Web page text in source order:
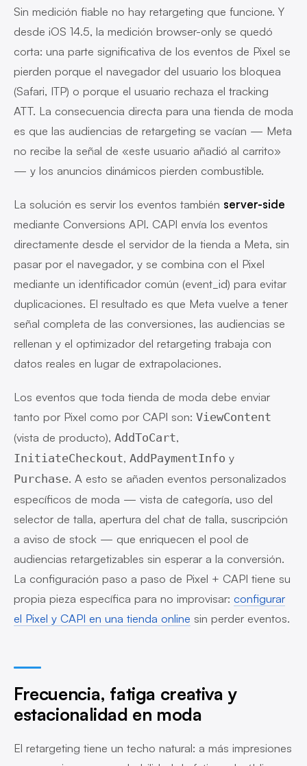
Sin medición fiable no hay retargeting que funcione. Y
desde iOS 14.5, la medición browser-only se quedó
corta: una parte significativa de los eventos de Pixel se
pierden porque el navegador del usuario los bloquea
(Safari, ITP) o porque el usuario rechaza el tracking
ATT. La consecuencia directa para una tienda de moda
es que las audiencias de retargeting se vacían — Meta
no recibe la señal de «este usuario añadió al carrito»
— y los anuncios dinámicos pierden combustible.
La solución es servir los eventos también server-side
mediante Conversions API. CAPI envía los eventos
directamente desde el servidor de la tienda a Meta, sin
pasar por el navegador, y se combina con el Pixel
mediante un identificador común (event_id) para evitar
duplicaciones. El resultado es que Meta vuelve a tener
señal completa de las conversiones, las audiencias se
rellenan y el optimizador del retargeting trabaja con
datos reales en lugar de extrapolaciones.
Los eventos que toda tienda de moda debe enviar
tanto por Pixel como por CAPI son: ViewContent
(vista de producto), AddToCart,
InitiateCheckout, AddPaymentInfo y
Purchase. A esto se añaden eventos personalizados
específicos de moda — vista de categoría, uso del
selector de talla, apertura del chat de talla, suscripción
a aviso de stock — que enriquecen el pool de
audiencias retargetizables sin esperar a la conversión.
La configuración paso a paso de Pixel + CAPI tiene su
propia pieza específica para no improvisar: configurar
el Pixel y CAPI en una tienda online sin perder eventos.
Frecuencia, fatiga creativa y
estacionalidad en moda
El retargeting tiene un techo natural: a más impresiones